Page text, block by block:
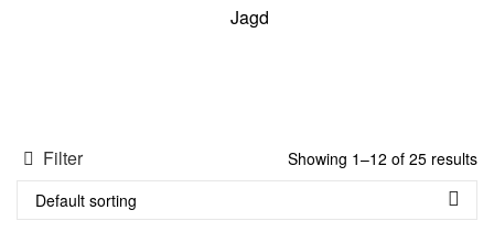
Jagd
Filter
Showing 1–12 of 25 results
Default sorting